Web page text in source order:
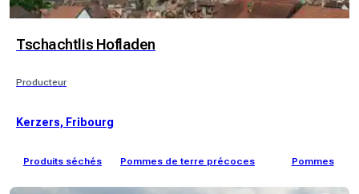
Tschachtlis Hofladen
Producteur
Kerzers, Fribourg
Produits séchés Pommes de terre précoces Pommes